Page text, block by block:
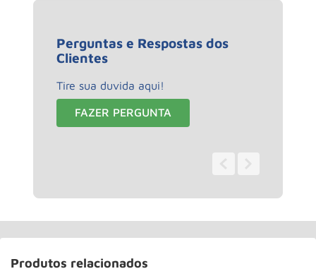
Perguntas e Respostas dos
Clientes
Tire sua duvida aqui!
FAZER PERGUNTA
Produtos relacionados